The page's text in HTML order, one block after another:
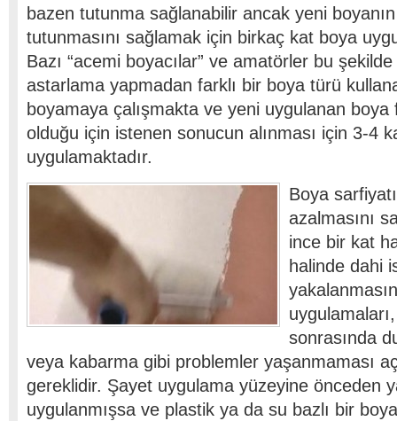
bazen tutunma sağlanabilir ancak yeni
tutunmasını sağlamak için birkaç kat boya
Bazı “acemi boyacılar” ve amatörler bu
astarlama yapmadan farklı bir boya türü
boyamaya çalışmakta ve yeni uygulanan boya
olduğu için istenen sonucun alınması için 3-4
uygulamaktadır.
Boya
azalmasını
ince bir kat
halinde dahi
sonrasında
veya kabarma gibi problemler yaşanmaması
gereklidir. Şayet uygulama yüzeyine önceden
uygulanmışsa ve plastik ya da su bazlı bir